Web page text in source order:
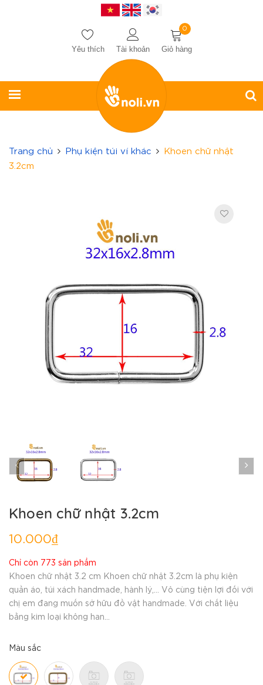
0
Giỏ hàng
Tài khoản
Yêu thích
Trang chủ Phụ kiện túi ví khác
Khoen chữ nhật
3.2cm
Khoen chữ nhật 3.2cm
10.000₫
Chỉ còn 773 sản phẩm
Khoen chữ nhật 3.2 cm Khoen chữ nhật 3.2cm là phụ kiện
quần áo, túi xách handmade, hành lý,... Vô cùng tiện lợi đối với
chị em đang muốn sở hữu đồ vật handmade. Với chất liệu
bằng kim loại không han...
Màu sắc